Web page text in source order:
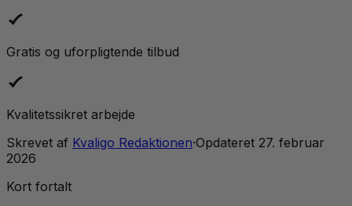
Gratis og uforpligtende tilbud
Kvalitetssikret arbejde
Skrevet af Kvaligo Redaktionen·Opdateret 27. februar
2026
Kort fortalt